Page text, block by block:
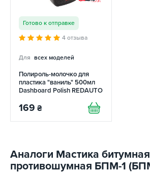
Готово к отправке
4 отзыва
Для всех моделей
Полироль-молочко для
пластика "ваниль" 500мл
Dashboard Polish REDAUTO
169 ₴
Аналоги Мастика
противошумная БПМ-1